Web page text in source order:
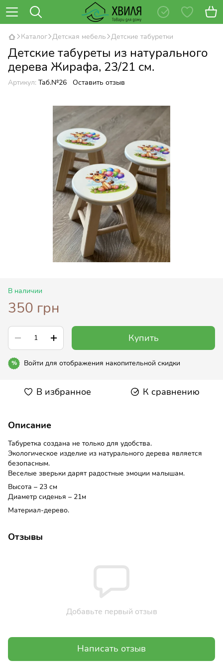
Каталог Детская мебель Детские табуретки
Детские табуреты из натурального
дерева Жирафа, 23/21 см.
Артикул: Таб.№26 Оставить отзыв
В наличии
350 грн
Купить
% Войти для отображения накопительной скидки
В избранное К сравнению
Описание
Табуретка создана не только для удобства.
Экологическое изделие из натурального дерева является
безопасным.
Веселые зверьки дарят радостные эмоции малышам.
Высота – 23 см
Диаметр сиденья – 21м
Материал-дерево.
Отзывы
Добавьте первый отзыв
Написать отзыв